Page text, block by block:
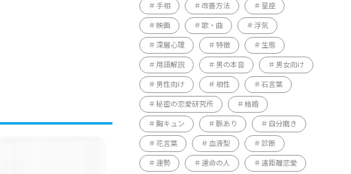
手相 改善方法 星座
映画 歌・曲 浮気
深層心理 特徴 生態
用語解説 男の本音 男女向け
男性向け 相性 石言葉
秘密の恋愛研究所 結婚
胸キュン 脈あり 自分磨き
花言葉 血液型 診断
運勢 運命の人 遠距離恋愛